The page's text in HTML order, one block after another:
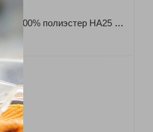
Кепка водостойкая, 100% полиэстер HA25 Portwest